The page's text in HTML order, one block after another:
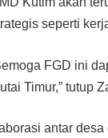
seperti
FGD ini
Timur,” tutup
antar